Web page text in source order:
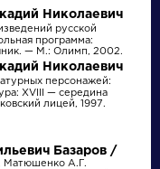
Николаевич
русской
программа:
— М.: Олимп, 2002.
Николаевич
персонажей:
XVIII — середина
лицей, 1997.
Базаров /
Матюшенко А.Г.